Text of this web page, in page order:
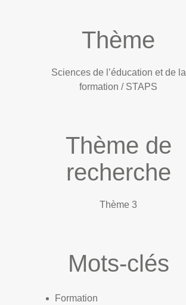
Thème
Sciences de l’éducation et de la
formation / STAPS
Thème de
recherche
Thème 3
Mots-clés
Formation